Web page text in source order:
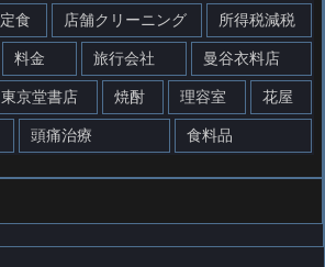
定食 店舗クリーニング 所得税減税
料金 旅行会社 曼谷衣料店
東京堂書店 焼酎 理容室 花屋
頭痛治療 食料品